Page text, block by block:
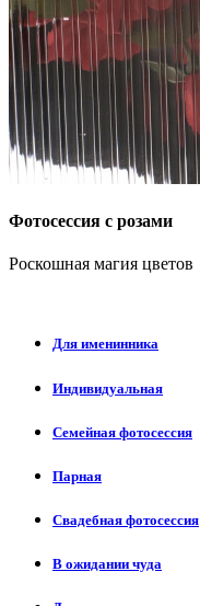
Фотосессия с розами
Роскошная магия цветов
Для именинника
Индивидуальная
Семейная фотосессия
Парная
Свадебная фотосессия
В ожидании чуда